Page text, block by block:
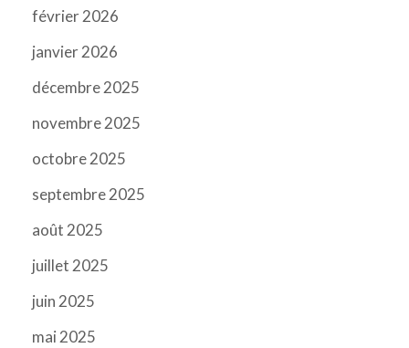
février 2026
janvier 2026
décembre 2025
novembre 2025
octobre 2025
septembre 2025
août 2025
juillet 2025
juin 2025
mai 2025